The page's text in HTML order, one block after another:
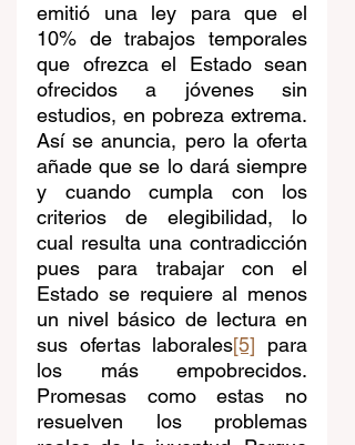
emitió una ley para que el
10% de trabajos temporales
que ofrezca el Estado sean
ofrecidos a jóvenes sin
estudios, en pobreza extrema.
Así se anuncia, pero la oferta
añade que se lo dará siempre
y cuando cumpla con los
criterios de elegibilidad, lo
cual resulta una contradicción
pues para trabajar con el
Estado se requiere al menos
un nivel básico de lectura en
sus ofertas laborales[5] para
los más empobrecidos.
Promesas como estas no
resuelven los problemas